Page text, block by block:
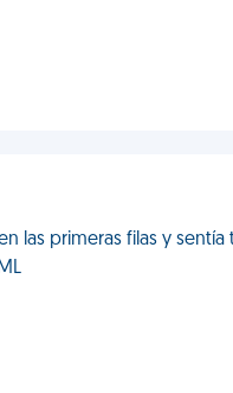
las primeras filas y